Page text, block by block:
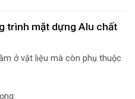
trình mặt dựng Alu chất
ở vật liệu mà còn phụ thuộc